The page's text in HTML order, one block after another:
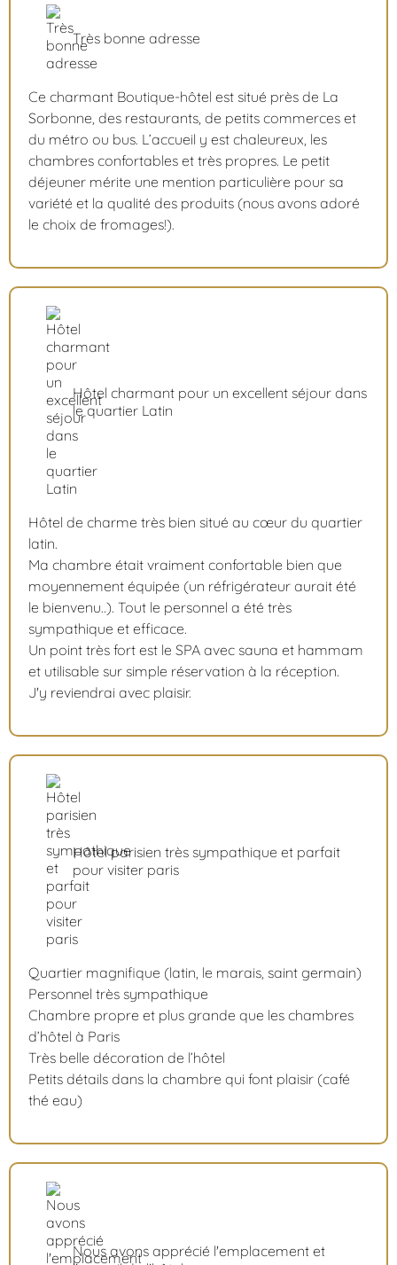
Très bonne adresse
Ce charmant Boutique-hôtel est situé près de La
Sorbonne, des restaurants, de petits commerces et
du métro ou bus. L’accueil y est chaleureux, les
chambres confortables et très propres. Le petit
déjeuner mérite une mention particulière pour sa
variété et la qualité des produits (nous avons adoré
le choix de fromages!).
Hôtel charmant pour un excellent séjour dans
le quartier Latin
Hôtel de charme très bien situé au cœur du quartier
latin.
Ma chambre était vraiment confortable bien que
moyennement équipée (un réfrigérateur aurait été
le bienvenu..). Tout le personnel a été très
sympathique et efficace.
Un point très fort est le SPA avec sauna et hammam
et utilisable sur simple réservation à la réception.
J'y reviendrai avec plaisir.
Hôtel parisien très sympathique et parfait
pour visiter paris
Quartier magnifique (latin, le marais, saint germain)
Personnel très sympathique
Chambre propre et plus grande que les chambres
d’hôtel à Paris
Très belle décoration de l’hôtel
Petits détails dans la chambre qui font plaisir (café
thé eau)
Nous avons apprécié l'emplacement et